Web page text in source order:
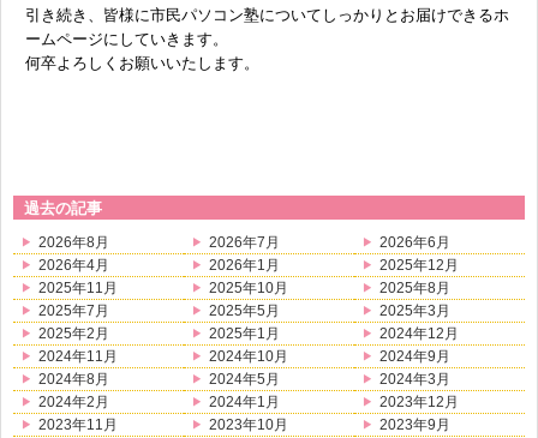
0120-868-003
受付時間／9:00〜18:00 土日祝休み
引き続き、皆様に市民パソコン塾についてしっかりとお届けできるホ
ームページにしていきます。
何卒よろしくお願いいたします。
過去の記事
2026年8月 2026年7月
2026年6月
2026年4月
2026年1月
2025年12月
2025年11月
2025年10月
2025年8月
2025年7月
2025年5月
2025年3月
2025年2月
2025年1月
2024年12月
2024年11月
2024年10月
2024年9月
2024年8月
2024年5月
2024年3月
2024年2月
2024年1月
2023年12月
2023年11月
2023年10月
2023年9月